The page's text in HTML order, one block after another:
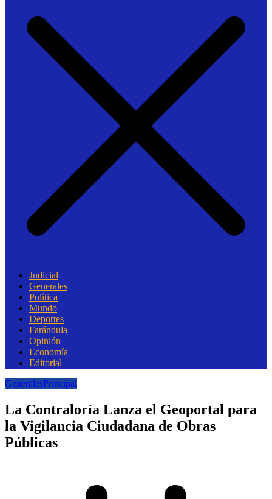
Judicial
Generales
Política
Mundo
Deportes
Farándula
Opinión
Economía
Editorial
GeneralesPrincipal
La Contraloría Lanza el Geoportal para
la Vigilancia Ciudadana de Obras
Públicas